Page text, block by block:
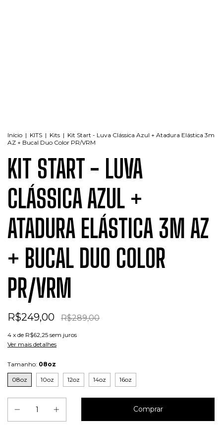
Início | KITS | Kits | Kit Start - Luva Clássica Azul + Atadura Elástica 3m
AZ + Bucal Duo Color PR/VRM
KIT START - LUVA
CLÁSSICA AZUL +
ATADURA ELÁSTICA 3M AZ
+ BUCAL DUO COLOR
PR/VRM
R$249,00 R$289,00
4 x de R$62,25 sem juros
Ver mais detalhes
Tamanho: 08oz
08oz 10oz 12oz 14oz 16oz